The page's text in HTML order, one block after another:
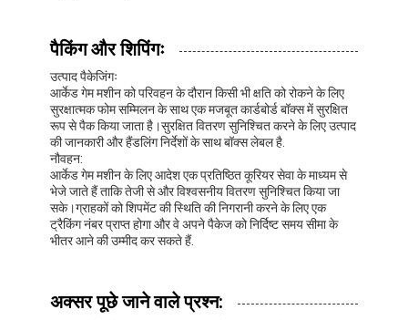
पैकिंग और शिपिंगः
उत्पाद पैकेजिंगः
आर्केड गेम मशीन को परिवहन के दौरान किसी भी क्षति को रोकने के लिए
सुरक्षात्मक फोम सम्मिलन के साथ एक मजबूत कार्डबोर्ड बॉक्स में सुरक्षित
रूप से पैक किया जाता है।सुरक्षित वितरण सुनिश्चित करने के लिए उत्पाद
की जानकारी और हैंडलिंग निर्देशों के साथ बॉक्स लेबल है.
नौवहन:
आर्केड गेम मशीन के लिए आदेश एक प्रतिष्ठित कूरियर सेवा के माध्यम से
भेजे जाते हैं ताकि तेजी से और विश्वसनीय वितरण सुनिश्चित किया जा
सके।ग्राहकों को शिपमेंट की स्थिति की निगरानी करने के लिए एक
ट्रैकिंग नंबर प्राप्त होगा और वे अपने पैकेज को निर्दिष्ट समय सीमा के
भीतर आने की उम्मीद कर सकते हैं.
अक्सर पूछे जाने वाले प्रश्न: